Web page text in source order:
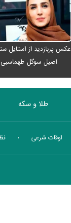
اربعینی
عکس پربازدید از استایل
اصیل سوگل طهماسبی
طلا و سکه
منهای اقتصاد
اوقات شرعی